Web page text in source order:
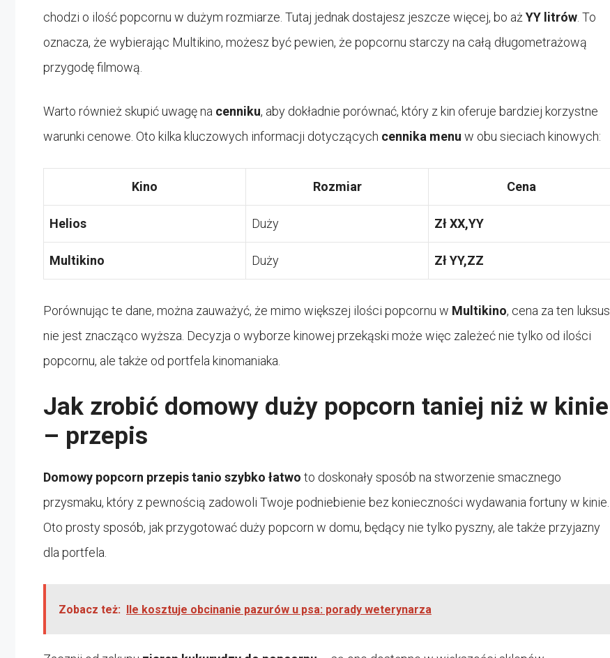
chodzi o ilość popcornu w dużym rozmiarze. Tutaj jednak dostajesz jeszcze więcej, bo aż YY litrów . To
oznacza, że wybierając Multikino, możesz być pewien, że popcornu starczy na całą długometrażową
przygodę filmową.
Warto również skupić uwagę na cenniku, aby dokładnie porównać, który z kin oferuje bardziej korzystne
warunki cenowe. Oto kilka kluczowych informacji dotyczących cennika menu w obu sieciach kinowych:
Kino Rozmiar Cena
Helios Duży Zł XX,YY
Multikino Duży Zł YY,ZZ
Porównując te dane, można zauważyć, że mimo większej ilości popcornu w Multikino, cena za ten luksus
nie jest znacząco wyższa. Decyzja o wyborze kinowej przekąski może więc zależeć nie tylko od ilości
popcornu, ale także od portfela kinomaniaka.
Jak zrobić domowy duży popcorn taniej niż w kinie
– przepis
Domowy popcorn przepis tanio szybko łatwo to doskonały sposób na stworzenie smacznego
przysmaku, który z pewnością zadowoli Twoje podniebienie bez konieczności wydawania fortuny w kinie.
Oto prosty sposób, jak przygotować duży popcorn w domu, będący nie tylko pyszny, ale także przyjazny
dla portfela.
Zobacz też: Ile kosztuje obcinanie pazurów u psa: porady weterynarza